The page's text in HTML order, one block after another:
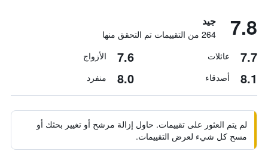
7.8 جيد
264 من التقييمات تم التحقق منها
7.7 عائلات 7.6 الأزواج
8.1 أصدقاء 8.0 منفرد
لم يتم العثور على تقييمات. حاول إزالة مرشح أو تغيير بحثك أو
مسح كل شيء لعرض التقييمات.